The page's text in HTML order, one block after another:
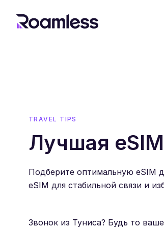
TRAVEL TIPS
Лучшая
Подберите оптимальную eSIM
eSIM для стабильной связи и
Звонок из Туниса? Будь то